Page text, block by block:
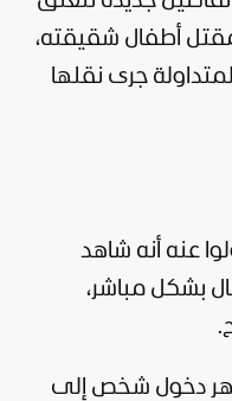
مقتل أطفال شقيقته،
جرى نقلها
عنه أنه شاهد
بشكل مباشر،
دخول شخص إلى